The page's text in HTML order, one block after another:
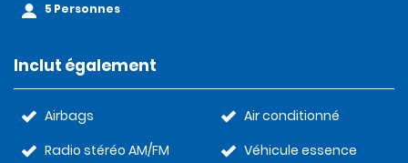
5 Personnes
Inclut également
Airbags
Radio stéréo AM/FM
Air conditionné
Véhicule essence